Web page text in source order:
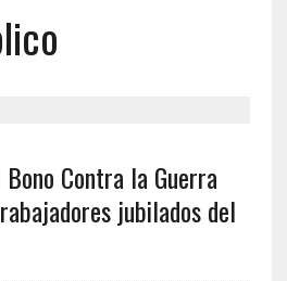
Contra la Guerra
jubilados del